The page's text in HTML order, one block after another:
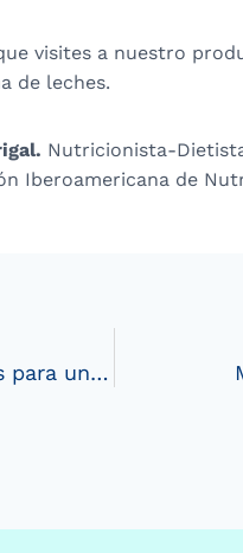
visites a nuestro
de leches.
Nutricionista-
Iberoamericana de
Alimentos con vitamina D: Claves para una saludóptima